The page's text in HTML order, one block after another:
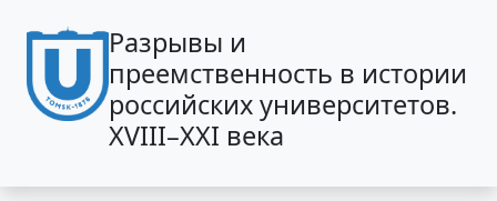
Разрывы и
преемственность в истории
российских университетов.
XVIII–XXI века